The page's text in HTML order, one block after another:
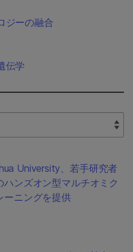
ジーの融合
伝学
University、若手研究者
ハンズオン型マルチオミク
ーニングを提供